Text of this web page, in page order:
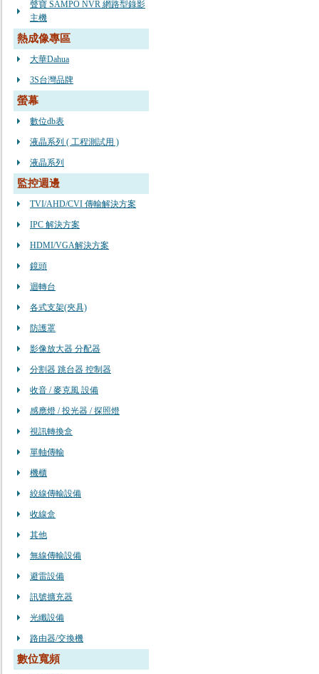
聲寶 SAMPO NVR 網路型錄影
主機
熱成像專區
大華Dahua
3S台灣品牌
螢幕
數位db表
液晶系列 ( 工程測試用 )
液晶系列
監控週邊
TVI/AHD/CVI 傳輸解決方案
IPC 解決方案
HDMI/VGA解決方案
鏡頭
迴轉台
各式支架(夾具)
防護罩
影像放大器 分配器
分割器 跳台器 控制器
收音 / 麥克風 設備
感應燈 / 投光器 / 探照燈
視訊轉換盒
單軸傳輸
機櫃
絞線傳輸設備
收線盒
其他
無線傳輸設備
避雷設備
訊號擴充器
光纖設備
路由器/交換機
數位寬頻